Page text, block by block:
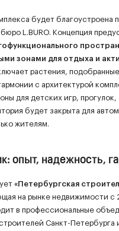
будет благоустроена
L.BURO. Концепция
зонами для отдыха и
растения,
с архитектурой
для детских игр,
будет закрыта для
жителям.
опыт, надежность,
«Петербургская
на рынке недвижимости с
в профессиональные
Санкт-Петербурга